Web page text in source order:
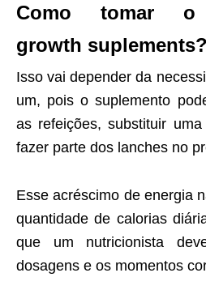
Como tomar o
growth suplements?
Isso vai depender da
um, pois o suplemento
as refeições, substituir
fazer parte dos lanches no
Esse acréscimo de energia
quantidade de calorias
que um nutricionista
dosagens e os momentos